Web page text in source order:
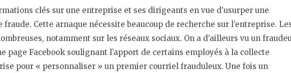
clés sur une entreprise et ses dirigeants en vue d’usurper une
Cette arnaque nécessite beaucoup de recherche sur l’entreprise.
notamment sur les réseaux sociaux. On a d’ailleurs vu un
page Facebook soulignant l’apport de certains employés à la collecte
pour « personnaliser » un premier courriel frauduleux. Une fois un